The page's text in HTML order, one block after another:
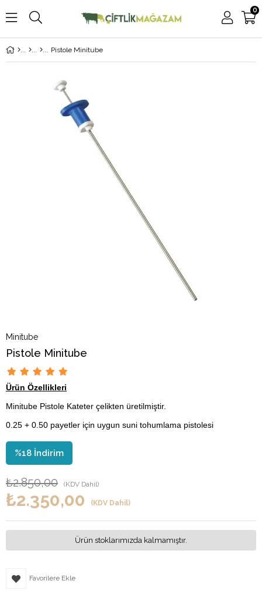
0
Pistole Minitube
Minitube
Pistole Minitube
Ürün Özellikleri
Minitube Pistole Kateter çelikten üretilmiştir.
0.25 + 0.50 payetler için uygun suni tohumlama pistolesi
%18 İndirim
₺2.850,00 (KDV Dahil)
₺2.350,00 (KDV Dahil)
Ürün stoklarımızda kalmamıştır.
Favorilere Ekle